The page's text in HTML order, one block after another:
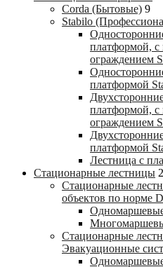
Corda (Бытовые) 9
Stabilo
платформой,
ограждением
платформой
платформой,
ограждением
платформой
Лестница с
Стационарные лестницы
Стационарные
объектов по норме
Стационарные
Эвакуационные